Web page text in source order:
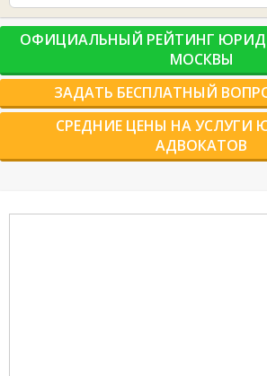
ОФИЦИАЛЬНЫЙ РЕЙТИНГ
МОСКВЫ
ЗАДАТЬ БЕСПЛАТНЫЙ
СРЕДНИЕ ЦЕНЫ НА УСЛУГИ
АДВОКАТОВ